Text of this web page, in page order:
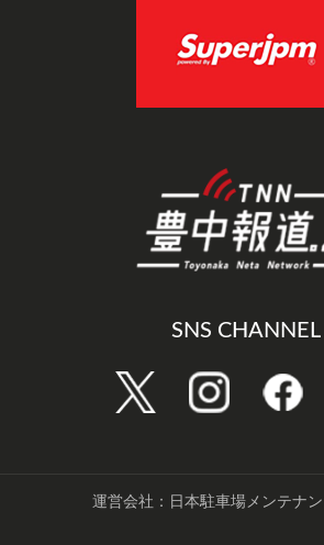
SNS CHANNEL
運営会社：日本駐車場メンテナ